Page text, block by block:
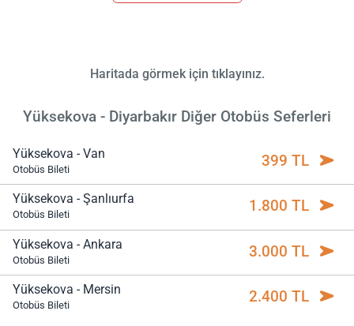
Haritada görmek için tıklayınız.
Yüksekova - Diyarbakır Diğer Otobüs Seferleri
Yüksekova - Van
Otobüs Bileti 399 TL
Yüksekova - Şanlıurfa
Otobüs Bileti 1.800 TL
Yüksekova - Ankara
Otobüs Bileti 3.000 TL
Yüksekova - Mersin
Otobüs Bileti 2.400 TL